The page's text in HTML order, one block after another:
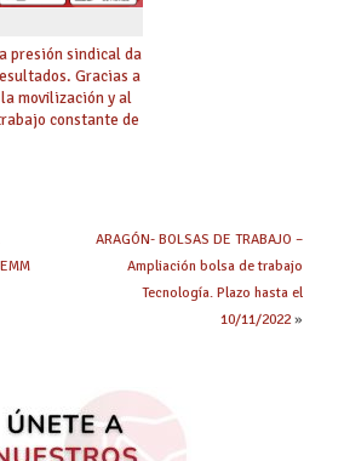
presión sindical da
Gracias a
la movilización y al
constante de
ARAGÓN- BOLSAS DE TRABAJO –
Ampliación bolsa de trabajo
Tecnología. Plazo hasta el
10/11/2022»